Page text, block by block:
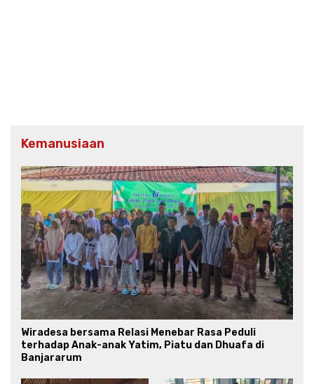
Kemanusiaan
Wiradesa bersama Relasi Menebar Rasa Peduli
terhadap Anak-anak Yatim, Piatu dan Dhuafa di
Banjararum